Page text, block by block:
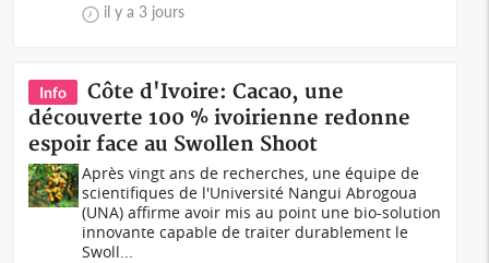
il y a 3 jours
Info
Côte d'Ivoire: Cacao, une
découverte 100 % ivoirienne redonne
espoir face au Swollen Shoot
Après vingt ans de recherches, une équipe de
scientifiques de l'Université Nangui Abrogoua
(UNA) affirme avoir mis au point une bio-solution
innovante capable de traiter durablement le
Swoll...